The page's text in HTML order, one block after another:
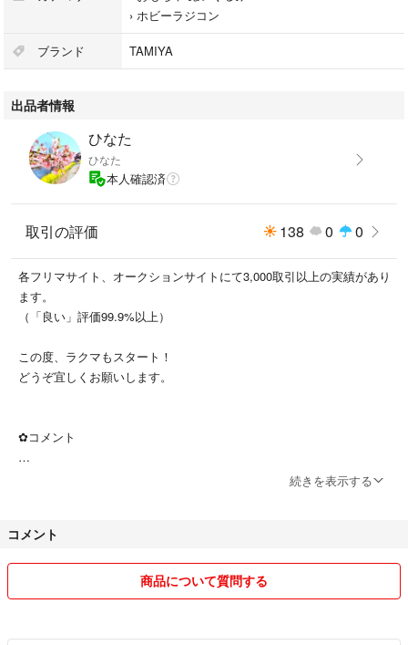
●注意事項
＊XBシリーズからの取り外し品の為、両面テープの跡が少し残る場合が
あります。
＊直近100件の中に悪い評価が2件以上ある方はご購入をお控えください。
します。
› ホビーラジコン
ブランド TAMIYA
出品者情報
ひなた
ひなた
本人確認済
取引の評価 138 0 0
各フリマサイト、オークションサイトにて3,000取引以上の実績があり
ます。
（「良い」評価99.9%以上）
この度、ラクマもスタート！
どうぞ宜しくお願いします。
‪✿コメント
・気になる点がございましたら、お気軽にコメントください♪
続きを表示する
コメント
商品について質問する